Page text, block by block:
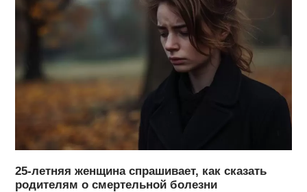
25-летняя женщина спрашивает, как сказать
родителям о смертельной болезни